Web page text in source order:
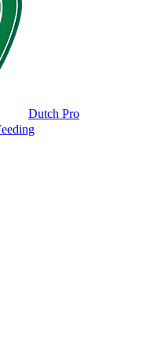
Dutch Pro